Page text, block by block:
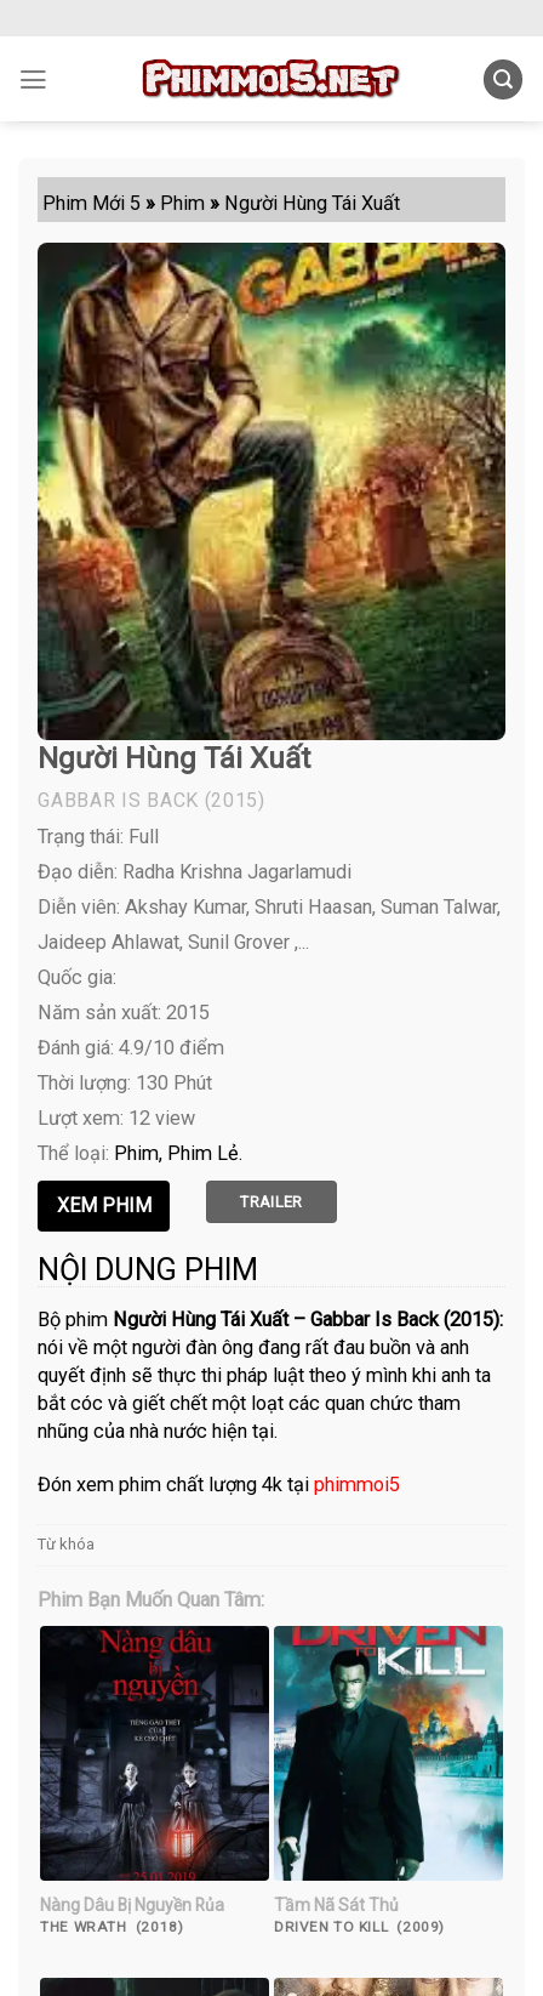
content
Phim Mới 5 » Phim » Người Hùng Tái Xuất
Người Hùng Tái Xuất
GABBAR IS BACK (2015)
Trạng thái: Full
Đạo diễn: Radha Krishna Jagarlamudi
Diễn viên: Akshay Kumar, Shruti Haasan, Suman Talwar,
Jaideep Ahlawat, Sunil Grover ,...
Quốc gia:
Năm sản xuất: 2015
Đánh giá: 4.9/10 điểm
Thời lượng: 130 Phút
Lượt xem: 12 view
Thể loại: Phim Phim Lẻ
TRAILER
NỘI DUNG PHIM
Bộ phim Người Hùng Tái Xuất – Gabbar Is Back (2015):
nói về một người đàn ông đang rất đau buồn và anh
quyết định sẽ thực thi pháp luật theo ý mình khi anh ta
bắt cóc và giết chết một loạt các quan chức tham
nhũng của nhà nước hiện tại.
Đón xem phim chất lượng 4k tạiphimmoi5
Từ khóa
Phim Bạn Muốn Quan Tâm:
Nàng Dâu Bị Nguyền Rủa
THE WRATH (2018)
Tầm Nã Sát Thủ
DRIVEN TO KILL (2009)